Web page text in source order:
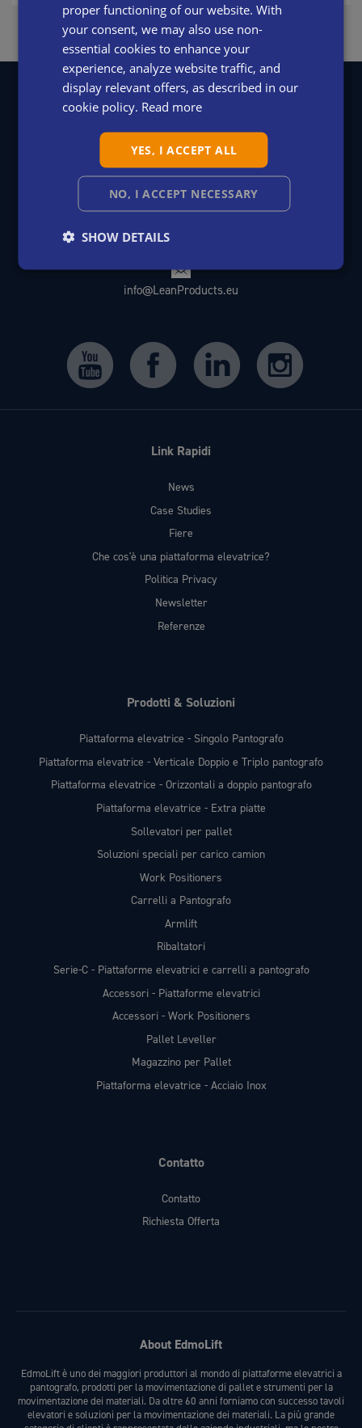
LeanProducts srl
Via Bassani, 6-8
33170 Pordenone - ITALY
+39 0434 572757
info@LeanProducts.eu
Link Rapidi
News
Case Studies
Fiere
Che cos'è una piattaforma elevatrice?
Politica Privacy
Newsletter
Referenze
Prodotti & Soluzioni
Piattaforma elevatrice - Singolo Pantografo
Piattaforma elevatrice - Verticale Doppio e Triplo pantografo
Piattaforma elevatrice - Orizzontali a doppio pantografo
Piattaforma elevatrice - Extra piatte
Sollevatori per pallet
Soluzioni speciali per carico camion
Work Positioners
Carrelli a Pantografo
Armlift
Ribaltatori
Serie-C - Piattaforme elevatrici e carrelli a pantografo
Accessori - Piattaforme elevatrici
Accessori - Work Positioners
Pallet Leveller
Magazzino per Pallet
Piattaforma elevatrice - Acciaio Inox
Contatto
Contatto
Richiesta Offerta
About EdmoLift
EdmoLift è uno dei maggiori produttori al mondo di piattaforme elevatrici a
pantografo, prodotti per la movimentazione di pallet e strumenti per la
movimentazione dei materiali. Da oltre 60 anni forniamo con successo tavoli
elevatori e soluzioni per la movimentazione dei materiali. La più grande
SWEDISH
DUTCH
SPANISH
proper functioning of our website. With
your consent, we may also use non-
essential cookies to enhance your
experience, analyze website traffic, and
display relevant offers, as described in our
cookie policy. Read more
YES, I ACCEPT ALL
NO, I ACCEPT NECESSARY
SHOW DETAILS